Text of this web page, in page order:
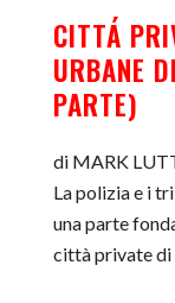
CITTÁ
URBANE
PARTE)
di MARK
La polizia e i
una parte
città private di